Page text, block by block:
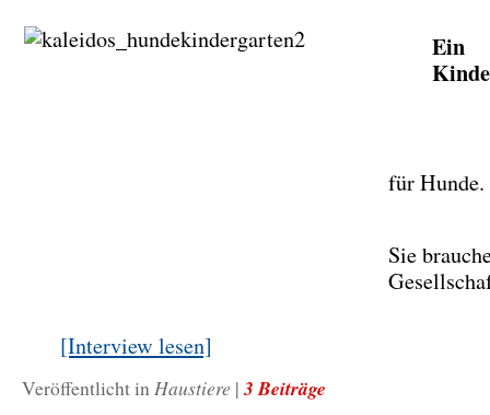
Ein
für Hunde.
Sie
[Interview lesen]
Veröffentlicht in Haustiere | 3 Beiträge